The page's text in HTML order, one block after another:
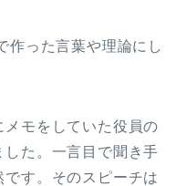
った言葉や理論にし
モをしていた役員の
た。一言目で聞き手
す。そのスピーチは